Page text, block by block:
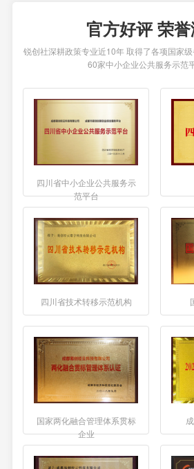
官方好评 荣
锐创社深耕政策专业近10年 取得了各项国家
60家中小企业公共服务示范
四川省中小企业公共服务示
范平台
四川省技术转移示范机构
国家两化融合管理体系贯标
企业